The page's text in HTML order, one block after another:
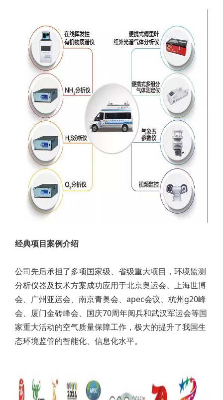
经典项目案例介绍
公司先后承担了多项国家级、省级重大项目，环境监测
分析仪器及技术方案成功应用于北京奥运会、上海世博
会、广州亚运会、南京青奥会、apec会议、杭州g20峰
会、厦门金砖峰会、国庆70周年阅兵和武汉军运会等国
家重大活动的空气质量保障工作，极大的提升了我国生
态环境监管的智能化、信息化水平。